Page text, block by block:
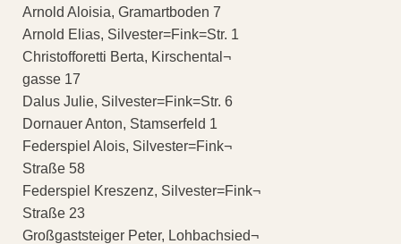
Arnold Aloisia, Gramartboden 7
Arnold Elias, Silvester=Fink=Str. 1
Christofforetti Berta, Kirschental¬
gasse 17
Dalus Julie, Silvester=Fink=Str. 6
Dornauer Anton, Stamserfeld 1
Federspiel Alois, Silvester=Fink¬
Straße 58
Federspiel Kreszenz, Silvester=Fink¬
Straße 23
Großgaststeiger Peter, Lohbachsied¬